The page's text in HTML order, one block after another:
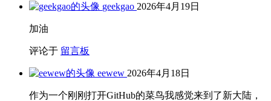
geekgao 2026年4月19日
加油
评论于 留言板
eewew 2026年4月18日
作为一个刚刚打开GitHub的菜鸟我感觉来到了新大陆，